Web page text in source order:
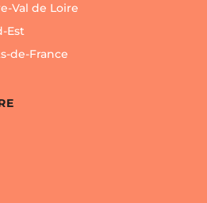
Val de Loire
Est
de-France